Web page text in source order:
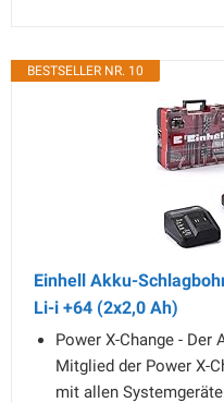
BESTSELLER NR. 10
Einhell Akku-
Li-i +64 (2x2,0 Ah)
Power X-Change -
Mitglied der Power X-
mit allen